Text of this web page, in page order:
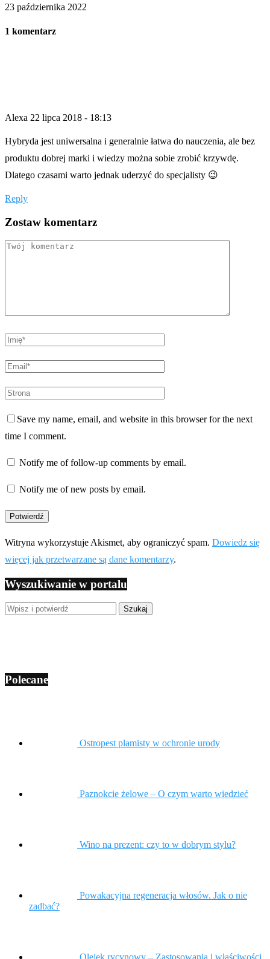
23 października 2022
1 komentarz
Alexa 22 lipca 2018 - 18:13
Hybryda jest uniwersalna i generalnie łatwa do nauczenia, ale bez
produktu dobrej marki i wiedzy można sobie zrobić krzywdę.
Dlatego czasami warto jednak uderzyć do specjalisty 😉
Reply
Zostaw komentarz
Save my name, email, and website in this browser for the next
time I comment.
Notify me of follow-up comments by email.
Notify me of new posts by email.
Witryna wykorzystuje Akismet, aby ograniczyć spam. Dowiedz się
więcej jak przetwarzane są dane komentarzy.
Wyszukiwanie w portalu
Polecane
Ostropest plamisty w ochronie urody
Paznokcie żelowe – O czym warto wiedzieć
Wino na prezent: czy to w dobrym stylu?
Powakacyjna regeneracja włosów. Jak o nie
zadbać?
Olejek rycynowy – Zastosowania i właściwości